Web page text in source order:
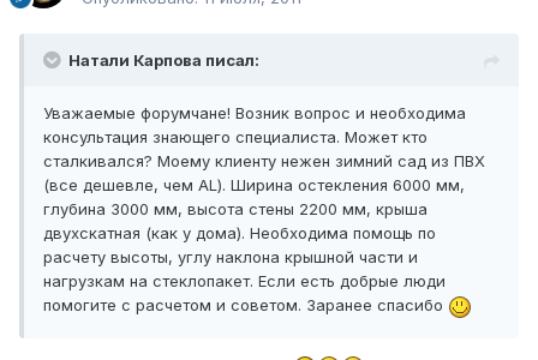
Натали Карпова писал:
Уважаемые форумчане! Возник вопрос и необходима
консультация знающего специалиста. Может кто
сталкивался? Моему клиенту нежен зимний сад из ПВХ
(все дешевле, чем AL). Ширина остекления 6000 мм,
глубина 3000 мм, высота стены 2200 мм, крыша
двухскатная (как у дома). Необходима помощь по
расчету высоты, углу наклона крышной части и
нагрузкам на стеклопакет. Если есть добрые люди
помогите с расчетом и советом. Заранее спасибо